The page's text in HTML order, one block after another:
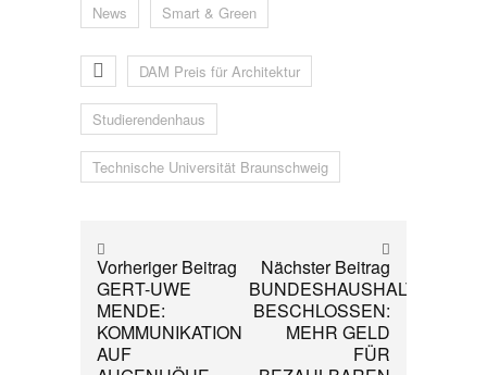
News Smart & Green
DAM Preis für Architektur
Studierendenhaus
Technische Universität Braunschweig
Vorheriger Beitrag
GERT-UWE
MENDE:
KOMMUNIKATION
AUF
Nächster Beitrag
BUNDESHAUSHALT
BESCHLOSSEN:
MEHR GELD
FÜR